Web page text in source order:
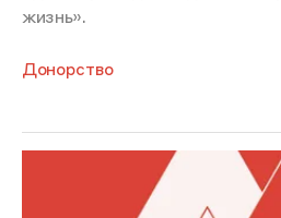
жизнь».
Донорство